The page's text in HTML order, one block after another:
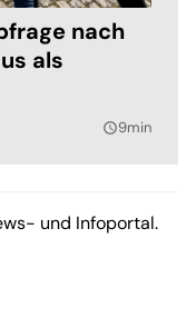
nach
als
query_builder9min
und Infoportal.